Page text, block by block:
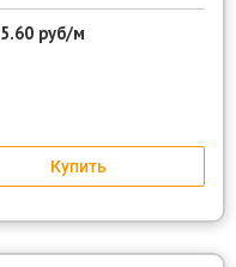
5.60 руб/м
Купить